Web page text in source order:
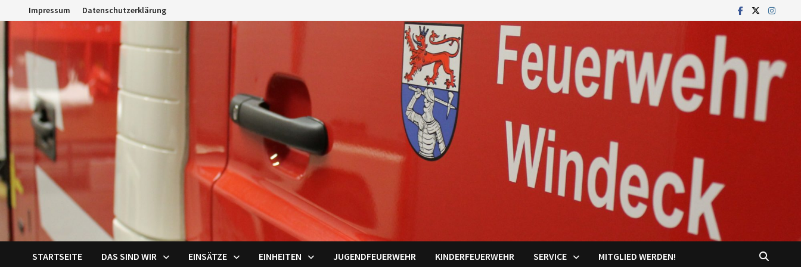
Inhalt
springen
Impressum Datenschutzerklärung
STARTSEITE DAS SIND WIR EINSÄTZE EINHEITEN JUGENDFEUERWEHR KINDERFEUERWEHR SERVICE MITGLIED WERDEN!